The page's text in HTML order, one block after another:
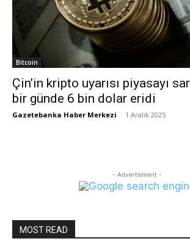
Bitcoin
Çin’in kripto uyarısı piyasayı
bir günde 6 bin dolar eridi
Gazetebanka Haber Merkezi - 1 Aralık 2025
- Advertisment -
MOST READ